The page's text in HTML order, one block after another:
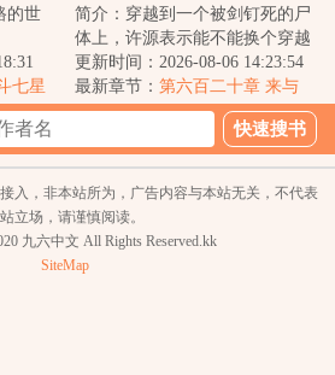
的世
七星
简介：穿越到一个被剑钉死的尸
体上，许源表示能不能换个穿越
对象，否则自己一附身就又又又
死了。面对这位...
更新时间：2026-08-06 14:23:54
最新章节： 第六百二十章 来与
回！
入，非本站所为，广告内容与本站无关，不代表
立场，请谨慎阅读。
九六中文 All Rights Reserved.kk
SiteMap